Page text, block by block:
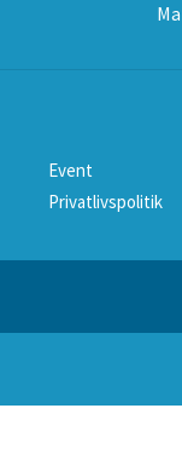
Event
Privatlivspolitik